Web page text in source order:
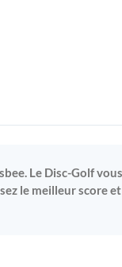
Le Disc-Golf
le meilleur score